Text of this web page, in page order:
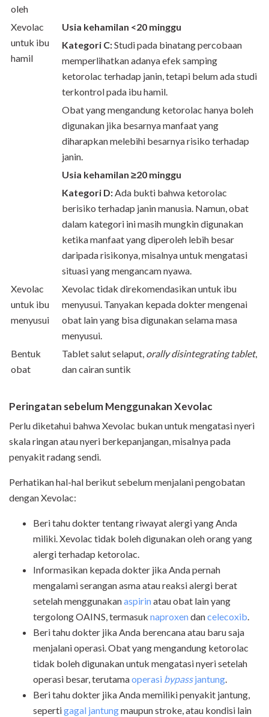
oleh
Xevolac
untuk ibu
hamil
Usia kehamilan <20 minggu
Kategori C:Studi pada binatang percobaan
memperlihatkan adanya efek samping
ketorolac terhadap janin, tetapi belum ada studi
terkontrol pada ibu hamil.
Obat yang mengandung ketorolac hanya boleh
digunakan jika besarnya manfaat yang
diharapkan melebihi besarnya risiko terhadap
janin.
Usia kehamilan ≥20 minggu
Kategori D:Ada bukti bahwa ketorolac
berisiko terhadap janin manusia. Namun, obat
dalam kategori ini masih mungkin digunakan
ketika manfaat yang diperoleh lebih besar
daripada risikonya, misalnya untuk mengatasi
situasi yang mengancam nyawa.
Xevolac
untuk ibu
menyusui
Xevolac tidak direkomendasikan untuk ibu
menyusui. Tanyakan kepada dokter mengenai
obat lain yang bisa digunakan selama masa
menyusui.
Bentuk
obat
Tablet salut selaput, orally disintegrating tablet,
dan cairan suntik
Peringatan sebelum Menggunakan Xevolac
Perlu diketahui bahwa Xevolac bukan untuk mengatasi nyeri
skala ringan atau nyeri berkepanjangan, misalnya pada
penyakit radang sendi.
Perhatikan hal-hal berikut sebelum menjalani pengobatan
dengan Xevolac:
Beri tahu dokter tentang riwayat alergi yang Anda
miliki. Xevolac tidak boleh digunakan oleh orang yang
alergi terhadap ketorolac.
Informasikan kepada dokter jika Anda pernah
mengalami serangan asma atau reaksi alergi berat
setelah menggunakanaspirinatau obat lain yang
tergolong OAINS, termasuk naproxendancelecoxib.
Beri tahu dokter jika Anda berencana atau baru saja
menjalani operasi. Obat yang mengandung ketorolac
tidak boleh digunakan untuk mengatasi nyeri setelah
operasi besar, terutamaoperasi bypassjantung.
Beri tahu dokter jika Anda memiliki penyakit jantung,
sepertigagal jantungmaupun stroke, atau kondisi lain